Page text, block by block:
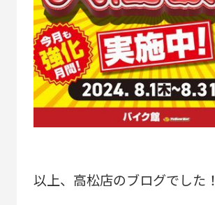
以上、高松店のブログでした！